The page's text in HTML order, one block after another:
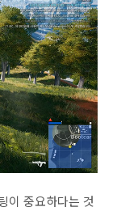
이 중요하다는 것